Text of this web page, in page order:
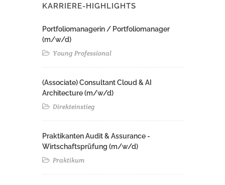
KARRIERE-HIGHLIGHTS
Portfoliomanagerin / Portfoliomanager
(m/w/d)
Young Professional
(Associate) Consultant Cloud & AI
Architecture (m/w/d)​ ​
Direkteinstieg
Praktikanten Audit & Assurance -
Wirtschaftsprüfung (m/w/d)
Praktikum